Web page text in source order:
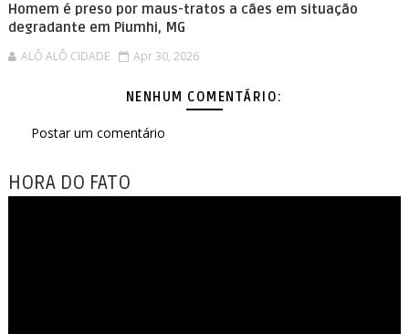
Homem é preso por maus-tratos a cães em situação
degradante em Piumhi, MG
ALÔ ALÔ CIDADE Apr 30, 2026
NENHUM COMENTÁRIO:
Postar um comentário
HORA DO FATO